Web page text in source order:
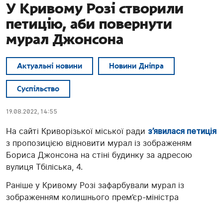
У Кривому Розі створили
петицію, аби повернути
мурал Джонсона
Актуальні новини Новини Дніпра
Суспільство
19.08.2022, 14:55
На сайті Криворізької міської ради з’явилася петиція
з пропозицією відновити мурал із зображеням
Бориса Джонсона на стіні будинку за адресою
вулиця Тбіліська, 4.
Раніше у Кривому Розі зафарбували мурал із
зображенням колишнього прем’єр-міністра